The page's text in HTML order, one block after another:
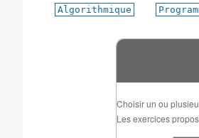
Algorithmique
Choisir un ou
Les exercices